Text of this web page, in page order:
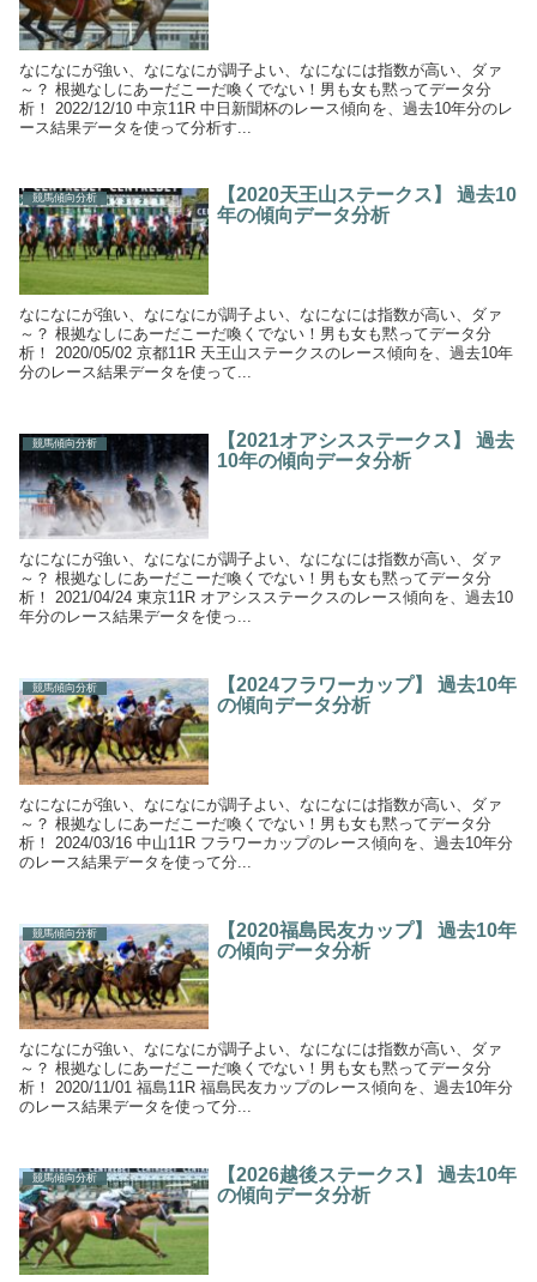
なになにが強い、なになにが調子よい、なになには指数が高い、ダァ
～？ 根拠なしにあーだこーだ喚くでない！男も女も黙ってデータ分
析！ 2022/12/10 中京11R 中日新聞杯のレース傾向を、過去10年分のレ
ース結果データを使って分析す...
競馬傾向分析
【2020天王山ステークス】 過去10
年の傾向データ分析
なになにが強い、なになにが調子よい、なになには指数が高い、ダァ
～？ 根拠なしにあーだこーだ喚くでない！男も女も黙ってデータ分
析！ 2020/05/02 京都11R 天王山ステークスのレース傾向を、過去10年
分のレース結果データを使って...
競馬傾向分析
【2021オアシスステークス】 過去
10年の傾向データ分析
なになにが強い、なになにが調子よい、なになには指数が高い、ダァ
～？ 根拠なしにあーだこーだ喚くでない！男も女も黙ってデータ分
析！ 2021/04/24 東京11R オアシスステークスのレース傾向を、過去10
年分のレース結果データを使っ...
競馬傾向分析
【2024フラワーカップ】 過去10年
の傾向データ分析
なになにが強い、なになにが調子よい、なになには指数が高い、ダァ
～？ 根拠なしにあーだこーだ喚くでない！男も女も黙ってデータ分
析！ 2024/03/16 中山11R フラワーカップのレース傾向を、過去10年分
のレース結果データを使って分...
競馬傾向分析
【2020福島民友カップ】 過去10年
の傾向データ分析
なになにが強い、なになにが調子よい、なになには指数が高い、ダァ
～？ 根拠なしにあーだこーだ喚くでない！男も女も黙ってデータ分
析！ 2020/11/01 福島11R 福島民友カップのレース傾向を、過去10年分
のレース結果データを使って分...
競馬傾向分析
【2026越後ステークス】 過去10年
の傾向データ分析